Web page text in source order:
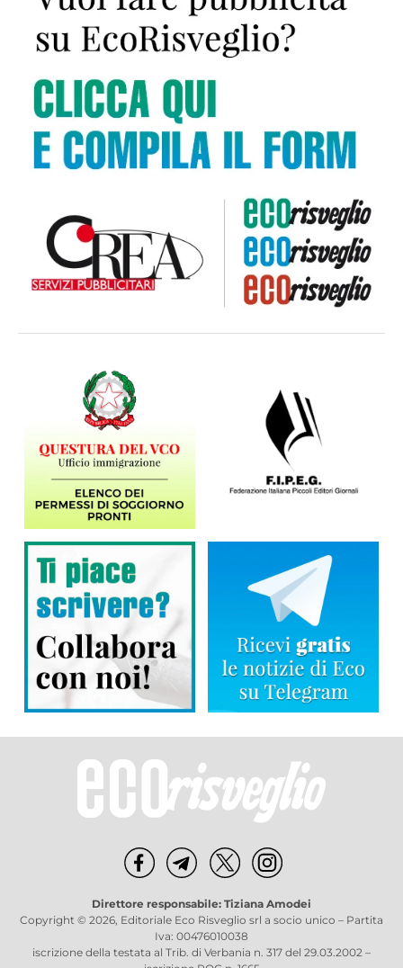
Direttore responsabile: Tiziana Amodei
Copyright © 2026, Editoriale Eco Risveglio srl a socio unico – Partita
Iva: 00476010038
iscrizione della testata al Trib. di Verbania n. 317 del 29.03.2002 –